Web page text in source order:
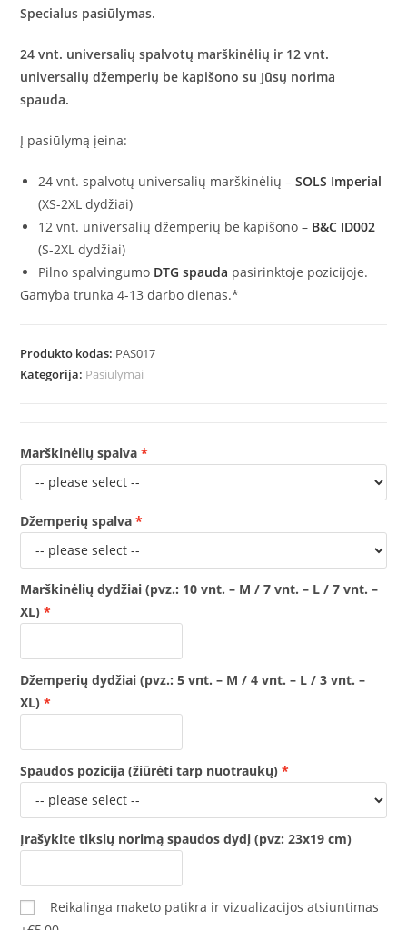
Specialus pasiūlymas.
24 vnt. universalių spalvotų marškinėlių ir 12 vnt.
universalių džemperių be kapišono su Jūsų norima
spauda.
Į pasiūlymą įeina:
24 vnt. spalvotų universalių marškinėlių –SOLS Imperial
(XS-2XL dydžiai)
12 vnt. universalių džemperių be kapišono – B&C ID002
(S-2XL dydžiai)
Pilno spalvingumo DTG spauda pasirinktoje pozicijoje.
Gamyba trunka 4-13 darbo dienas.*
Produkto kodas: PAS017
Kategorija: Pasiūlymai
Marškinėlių spalva
Džemperių spalva
Marškinėlių dydžiai (pvz.: 10 vnt. – M / 7 vnt. – L / 7 vnt. –
XL)
Džemperių dydžiai (pvz.: 5 vnt. – M / 4 vnt. – L / 3 vnt. –
XL)
Spaudos pozicija (žiūrėti tarp nuotraukų)
Įrašykite tikslų norimą spaudos dydį (pvz: 23x19 cm)
Reikalinga maketo patikra ir vizualizacijos atsiuntimas